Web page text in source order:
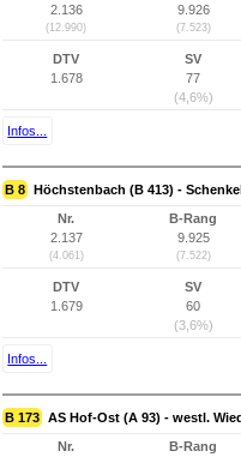
2.136
(12.990)
9.926
(7.523)
DTV
1.678
SV
77
(4,6%)
Infos...
B 8 Höchstenbach (B 413) -
Nr.
2.137
(4.061)
B-Rang
9.925
(7.522)
DTV
1.679
SV
60
(3,6%)
Infos...
B 173 AS Hof-Ost (A 93) - westl.
Nr.
B-Rang